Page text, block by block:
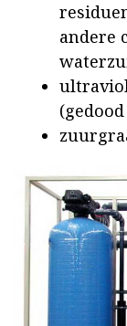
andere